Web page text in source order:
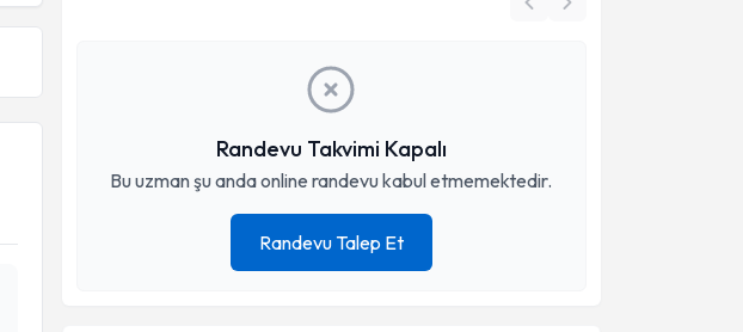
Randevu Takvimi Kapalı
Bu uzman şu anda online randevu kabul etmemektedir.
Randevu Talep Et